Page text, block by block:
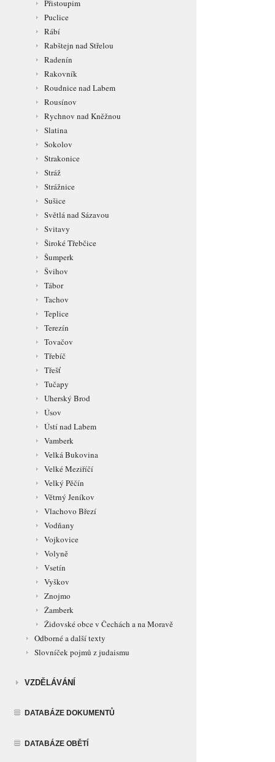
Přistoupim
Puclice
Rábí
Rabštejn nad Střelou
Radenín
Rakovník
Roudnice nad Labem
Rousínov
Rychnov nad Kněžnou
Slatina
Sokolov
Strakonice
Stráž
Strážnice
Sušice
Světlá nad Sázavou
Svitavy
Široké Třebčice
Šumperk
Švihov
Tábor
Tachov
Teplice
Terezín
Tovačov
Třebíč
Třešť
Tučapy
Uherský Brod
Úsov
Ústí nad Labem
Vamberk
Velká Bukovina
Velké Meziříčí
Velký Pěčín
Větrný Jeníkov
Vlachovo Březí
Vodňany
Vojkovice
Volyně
Vsetín
Vyškov
Znojmo
Žamberk
Židovské obce v Čechách a na Moravě
Odborné a další texty
Slovníček pojmů z judaismu
VZDĚLÁVÁNÍ
DATABÁZE DOKUMENTŮ
DATABÁZE OBĚTÍ